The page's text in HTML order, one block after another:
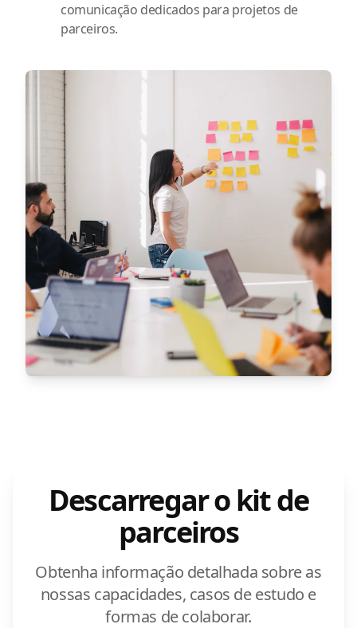
comunicação dedicados para projetos de
parceiros.
Descarregar o kit de
parceiros
Obtenha informação detalhada sobre as
nossas capacidades, casos de estudo e
formas de colaborar.